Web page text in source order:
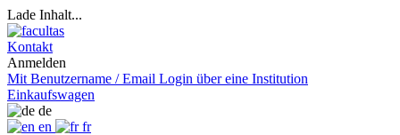
Lade Inhalt...
Kontakt
Anmelden
Mit Benutzername / Email Login über eine Institution
Einkaufswagen
de
en
fr